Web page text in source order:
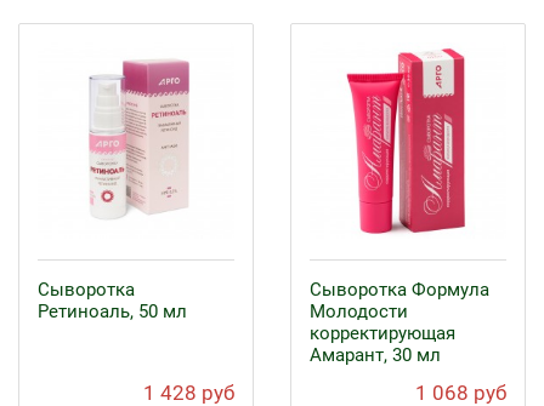
Сыворотка
Ретиноаль, 50 мл
1 428 руб
Сыворотка Формула
Молодости
корректирующая
Амарант, 30 мл
1 068 руб